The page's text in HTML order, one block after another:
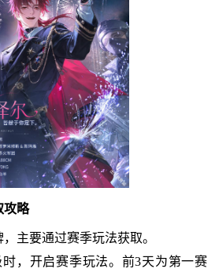
攻略
主要通过赛季玩法获取。
，开启赛季玩法。前3天为第一赛